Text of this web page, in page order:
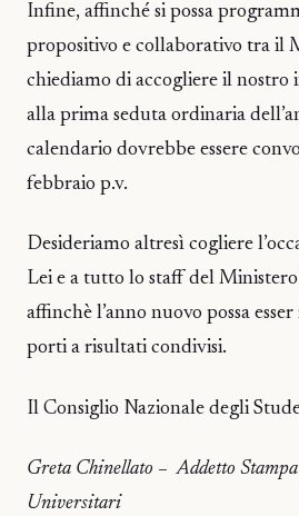
Infine, affinché si possa
propositivo e collaborativo tra il
chiediamo di accogliere il nostro
alla prima seduta ordinaria
calendario dovrebbe essere
febbraio p.v.
Desideriamo altresì cogliere
Lei e a tutto lo staff del
affinchè l’anno nuovo possa
porti a risultati condivisi.
Il Consiglio Nazionale degli
Greta Chinellato – Addetto
Universitari